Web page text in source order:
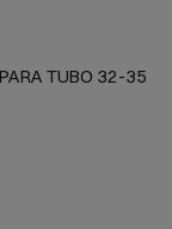
TUBO 32-35